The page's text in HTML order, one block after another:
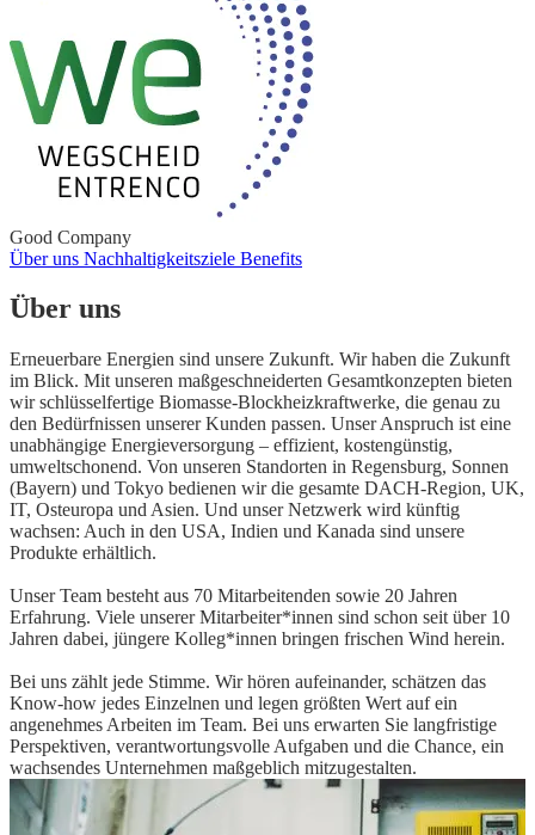
Good Company
Über uns Nachhaltigkeitsziele Benefits
Über uns
Erneuerbare Energien sind unsere Zukunft. Wir haben die Zukunft
im Blick. Mit unseren maßgeschneiderten Gesamtkonzepten bieten
wir schlüsselfertige Biomasse-Blockheizkraftwerke, die genau zu
den Bedürfnissen unserer Kunden passen. Unser Anspruch ist eine
unabhängige Energieversorgung – effizient, kostengünstig,
umweltschonend. Von unseren Standorten in Regensburg, Sonnen
(Bayern) und Tokyo bedienen wir die gesamte DACH-Region, UK,
IT, Osteuropa und Asien. Und unser Netzwerk wird künftig
wachsen: Auch in den USA, Indien und Kanada sind unsere
Produkte erhältlich.
Unser Team besteht aus 70 Mitarbeitenden sowie 20 Jahren
Erfahrung. Viele unserer Mitarbeiter*innen sind schon seit über 10
Jahren dabei, jüngere Kolleg*innen bringen frischen Wind herein.
Bei uns zählt jede Stimme. Wir hören aufeinander, schätzen das
Know-how jedes Einzelnen und legen größten Wert auf ein
angenehmes Arbeiten im Team. Bei uns erwarten Sie langfristige
Perspektiven, verantwortungsvolle Aufgaben und die Chance, ein
wachsendes Unternehmen maßgeblich mitzugestalten.